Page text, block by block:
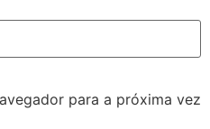
para a próxima vez